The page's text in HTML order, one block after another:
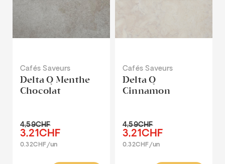
Cafés Saveurs
Delta Q Menthe
Chocolat
4,59CHF
3,21CHF
0.32CHF/un
Cafés Saveurs
Delta Q
Cinnamon
4,59CHF
3,21CHF
0.32CHF/un